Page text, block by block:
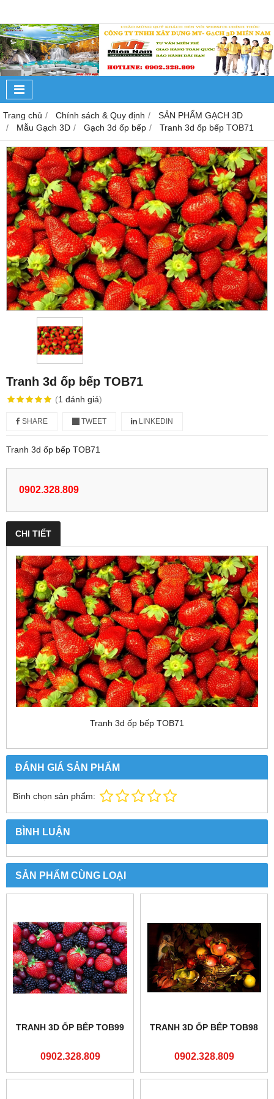
Trang chủ Chính sách & Quy định
SẢN PHẨM GẠCH 3D
Mẫu Gạch 3D
Gạch 3d ốp bếp Tranh 3d ốp bếp TOB71
Tranh 3d ốp bếp TOB71
(1 đánh giá)
SHARE TWEET LINKEDIN
Tranh 3d ốp bếp TOB71
0902.328.809
CHI TIẾT
Tranh 3d ốp bếp TOB71
ĐÁNH GIÁ SẢN PHẨM
Bình chọn sản phẩm:
BÌNH LUẬN
SẢN PHẨM CÙNG LOẠI
TRANH 3D ỐP BẾP TOB99
0902.328.809
TRANH 3D ỐP BẾP TOB98
0902.328.809